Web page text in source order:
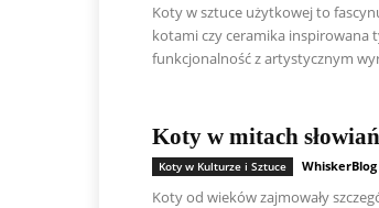
Koty w sztuce użytkowej to
kotami czy ceramika inspirowana
funkcjonalność z artystycznym
Koty w mitach
Koty w Kulturze i Sztuce WhiskerBlog
Koty od wieków zajmowały